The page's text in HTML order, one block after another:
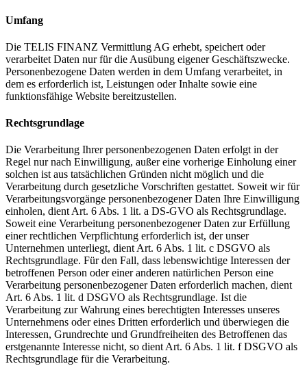
Umfang
Die TELIS FINANZ Vermittlung AG erhebt, speichert oder
verarbeitet Daten nur für die Ausübung eigener Geschäftszwecke.
Personenbezogene Daten werden in dem Umfang verarbeitet, in
dem es erforderlich ist, Leistungen oder Inhalte sowie eine
funktionsfähige Website bereitzustellen.
Rechtsgrundlage
Die Verarbeitung Ihrer personenbezogenen Daten erfolgt in der
Regel nur nach Einwilligung, außer eine vorherige Einholung einer
solchen ist aus tatsächlichen Gründen nicht möglich und die
Verarbeitung durch gesetzliche Vorschriften gestattet. Soweit wir für
Verarbeitungsvorgänge personenbezogener Daten Ihre Einwilligung
einholen, dient Art. 6 Abs. 1 lit. a DS-GVO als Rechtsgrundlage.
Soweit eine Verarbeitung personenbezogener Daten zur Erfüllung
einer rechtlichen Verpflichtung erforderlich ist, der unser
Unternehmen unterliegt, dient Art. 6 Abs. 1 lit. c DSGVO als
Rechtsgrundlage. Für den Fall, dass lebenswichtige Interessen der
betroffenen Person oder einer anderen natürlichen Person eine
Verarbeitung personenbezogener Daten erforderlich machen, dient
Art. 6 Abs. 1 lit. d DSGVO als Rechtsgrundlage. Ist die
Verarbeitung zur Wahrung eines berechtigten Interesses unseres
Unternehmens oder eines Dritten erforderlich und überwiegen die
Interessen, Grundrechte und Grundfreiheiten des Betroffenen das
erstgenannte Interesse nicht, so dient Art. 6 Abs. 1 lit. f DSGVO als
Rechtsgrundlage für die Verarbeitung.